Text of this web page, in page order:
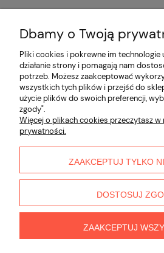
Opinie o produkcie (0)
Informacje
Płatności i dostawa
O nas
Dbamy o Twoją
Pliki cookies i pokrewne im technologie
działanie strony i pomagają nam
potrzeb. Możesz zaakceptować
wszystkich tych plików i przejść do
użycie plików do swoich preferencji,
zgody".
Więcej o plikach cookies przeczytasz w
prywatności.
ZAAKCEPTUJ TYLKO
DOSTOSUJ
ZAAKCEPTUJ